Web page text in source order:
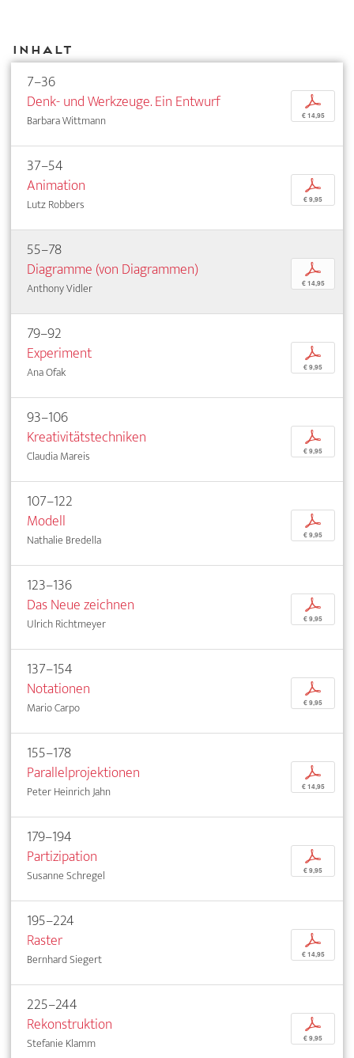
Inhalt
7–36
Denk- und Werkzeuge. Ein Entwurf
Barbara Wittmann
p
€ 14,95
37–54
Animation
Lutz Robbers
p
€ 9,95
55–78
Diagramme (von Diagrammen)
Anthony Vidler
p
€ 14,95
79–92
Experiment
Ana Ofak
p
€ 9,95
93–106
Kreativitätstechniken
Claudia Mareis
p
€ 9,95
107–122
Modell
Nathalie Bredella
p
€ 9,95
123–136
Das Neue zeichnen
Ulrich Richtmeyer
p
€ 9,95
137–154
Notationen
Mario Carpo
p
€ 9,95
155–178
Parallelprojektionen
Peter Heinrich Jahn
p
€ 14,95
179–194
Partizipation
Susanne Schregel
p
€ 9,95
195–224
Raster
Bernhard Siegert
p
€ 14,95
225–244
Rekonstruktion
Stefanie Klamm
p
€ 9,95